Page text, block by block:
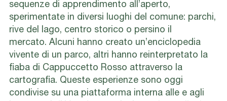
sequenze di apprendimento all’aperto,
sperimentate in diversi luoghi del comune: parchi,
rive del lago, centro storico o persino il
mercato. Alcuni hanno creato un’enciclopedia
vivente di un parco, altri hanno reinterpretato la
fiaba di Cappuccetto Rosso attraverso la
cartografia. Queste esperienze sono oggi
condivise su una piattaforma interna alle e agli